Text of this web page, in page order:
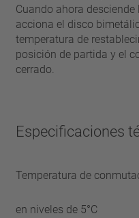
Cuando ahora
acciona el disco
temperatura de
posición de partida y el
cerrado.
Especificaciones
Temperatura de
en niveles de 5°C